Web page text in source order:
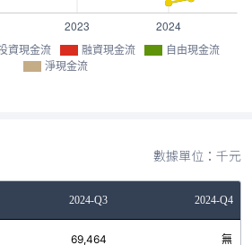
資現金流 融資現金流
自由現金流
淨現金流
數據單位：千元
2024-Q3 2024-Q4
69,464 無